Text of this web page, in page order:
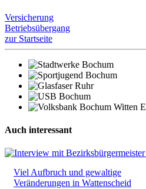
Versicherung
Betriebsübergang
zur Startseite
Auch interessant
Viel Aufbruch und gewaltige
Veränderungen in Wattenscheid